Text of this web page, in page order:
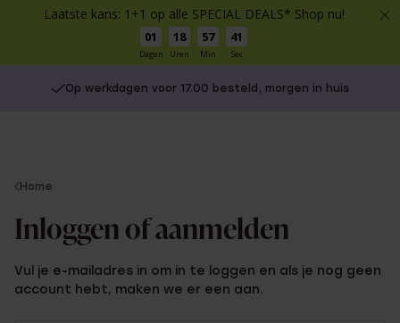
Laatste kans: 1+1 op alle SPECIAL DEALS* Shop nu!
01
Dagen
18
Uren
57
Min
41
Sec
Op werkdagen voor 17.00 besteld, morgen in huis
You
here:
Home
Inloggen of aanmelden
Vul je e-mailadres in om in te loggen en als je nog geen
account hebt, maken we er een aan.